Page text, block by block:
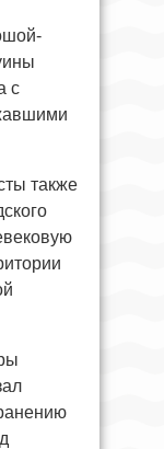
с
также